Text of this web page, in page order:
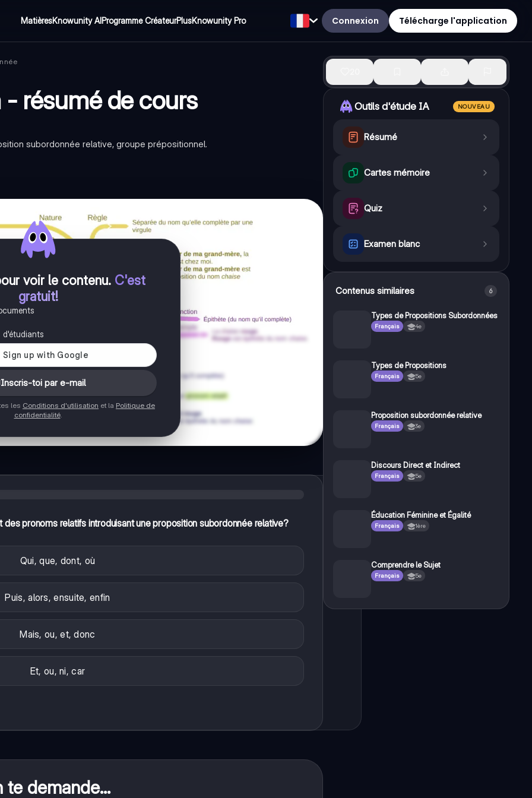
MatièresKnowunity AIProgramme CréateurPlusKnowunity Pro Connexion Télécharge l'application
résumé de cours
subordonnée relative, groupe prépositionnel.
voir le contenu. C'est
gratuit!
d'étudiants
Inscris-toi par e-mail
les Conditions d'utilisation et la Politique de
confidentialité.
pronoms relatifs introduisant une proposition subordonnée relative?
Qui, que, dont, où
Puis, alors, ensuite, enfin
Mais, ou, et, donc
Et, ou, ni, car
te demande...
Outils d'étude IA NOUVEAU
Résumé
Cartes mémoire
Quiz
Examen blanc
Contenus similaires 6
Types de Propositions Subordonnées
Français 4e
Types de Propositions
Français 5e
Proposition subordonnée relative
Français 3e
Discours Direct et Indirect
Français 5e
Éducation Féminine et Égalité
Français 1ère
Comprendre le Sujet
Français 5e